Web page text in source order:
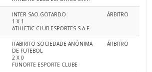
INTER SAO GOTARDO
1 X 1
ATHLETIC CLUB ESPORTES S.A.F.
ÁRBITRO
ITABIRITO SOCIEDADE ANÔNIMA
DE FUTEBOL
2 X 0
FUNORTE ESPORTE CLUBE
ÁRBITRO